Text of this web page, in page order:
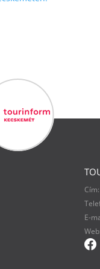
E-
Web: